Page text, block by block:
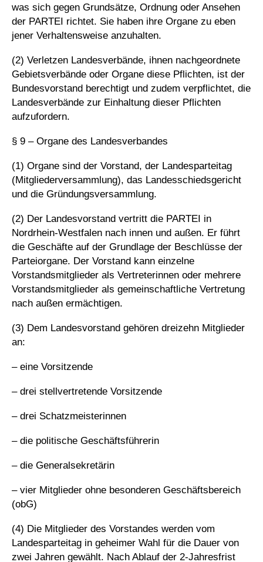
was sich gegen Grundsätze, Ordnung oder Ansehen
der PARTEI richtet. Sie haben ihre Organe zu eben
jener Verhaltensweise anzuhalten.
(2) Verletzen Landesverbände, ihnen nachgeordnete
Gebietsverbände oder Organe diese Pflichten, ist der
Bundesvorstand berechtigt und zudem verpflichtet, die
Landesverbände zur Einhaltung dieser Pflichten
aufzufordern.
§ 9 – Organe des Landesverbandes
(1) Organe sind der Vorstand, der Landesparteitag
(Mitgliederversammlung), das Landesschiedsgericht
und die Gründungsversammlung.
(2) Der Landesvorstand vertritt die PARTEI in
Nordrhein-Westfalen nach innen und außen. Er führt
die Geschäfte auf der Grundlage der Beschlüsse der
Parteiorgane. Der Vorstand kann einzelne
Vorstandsmitglieder als Vertreterinnen oder mehrere
Vorstandsmitglieder als gemeinschaftliche Vertretung
nach außen ermächtigen.
(3) Dem Landesvorstand gehören dreizehn Mitglieder
an:
– eine Vorsitzende
– drei stellvertretende Vorsitzende
– drei Schatzmeisterinnen
– die politische Geschäftsführerin
– die Generalsekretärin
– vier Mitglieder ohne besonderen Geschäftsbereich
(obG)
(4) Die Mitglieder des Vorstandes werden vom
Landesparteitag in geheimer Wahl für die Dauer von
zwei Jahren gewählt. Nach Ablauf der 2-Jahresfrist